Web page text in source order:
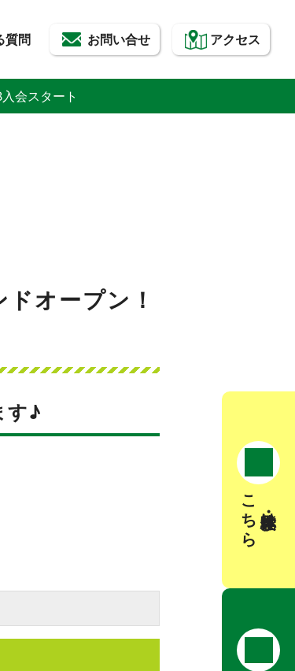
質問 お問い合せ アクセス
会スタート
オープン！
す♪
見学・体験は
こちら